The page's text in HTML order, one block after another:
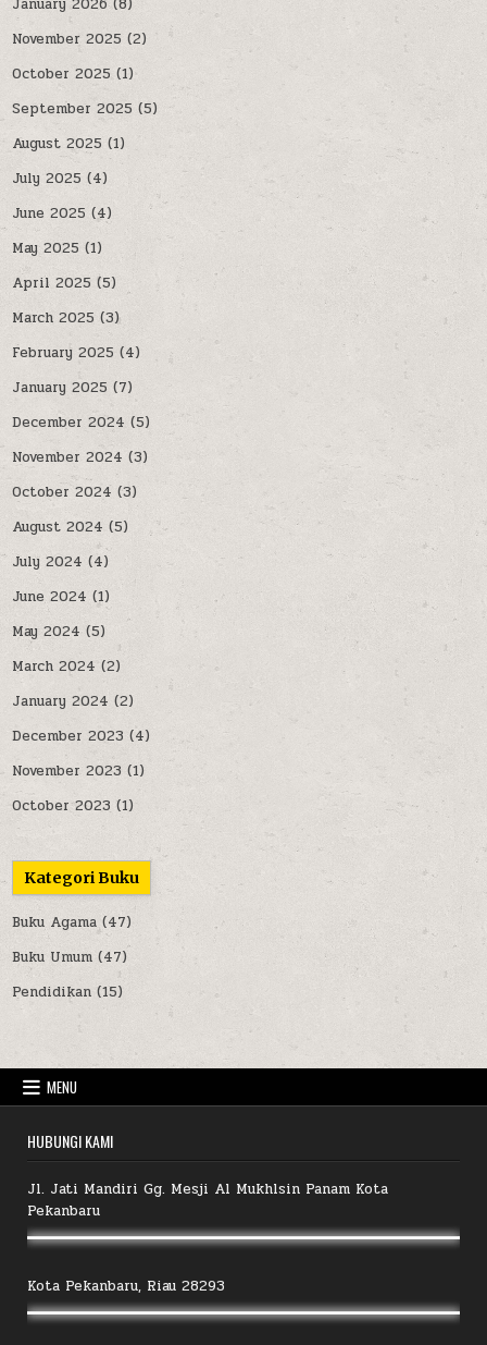
November 2025 (2)
October 2025 (1)
September 2025 (5)
August 2025 (1)
July 2025 (4)
June 2025 (4)
May 2025 (1)
April 2025 (5)
March 2025 (3)
February 2025 (4)
January 2025 (7)
December 2024 (5)
November 2024 (3)
October 2024 (3)
August 2024 (5)
July 2024 (4)
June 2024 (1)
May 2024(5)
March 2024 (2)
January 2024 (2)
December 2023 (4)
November 2023 (1)
October 2023 (1)
Kategori Buku
Buku Agama (47)
Buku Umum (47)
Pendidikan (15)
MENU
HUBUNGI KAMI
Jl. Jati Mandiri Gg. Mesji Al Mukhlsin Panam Kota
Pekanbaru
Kota Pekanbaru, Riau 28293